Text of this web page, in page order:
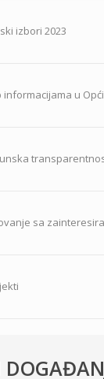
izbori 2023
informacijama u
sa